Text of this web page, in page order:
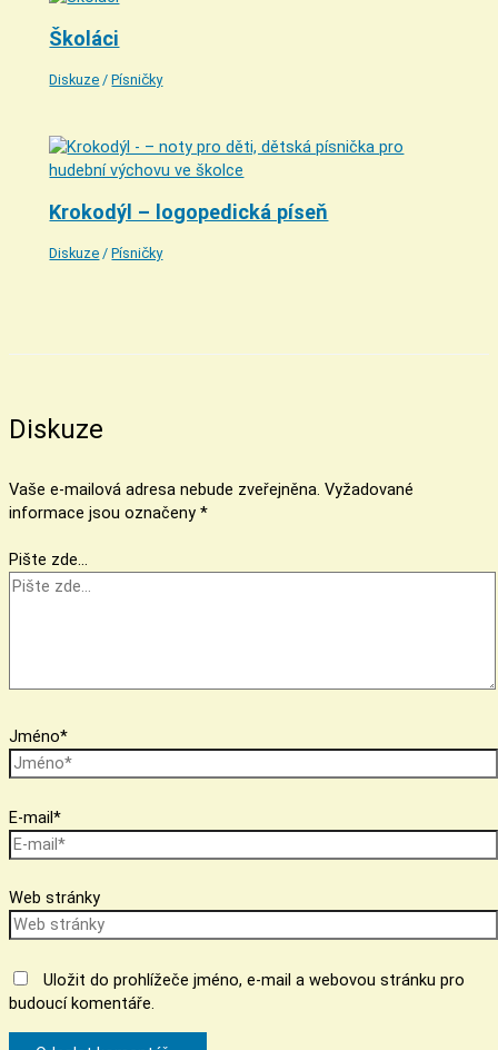
Školáci
Diskuze /Písničky
Krokodýl – logopedická píseň
Diskuze /Písničky
Diskuze
Vaše e-mailová adresa nebude zveřejněna. Vyžadované
informace jsou označeny *
Pište zde…
Jméno*
E-mail*
Web stránky
Uložit do prohlížeče jméno, e-mail a webovou stránku pro
budoucí komentáře.